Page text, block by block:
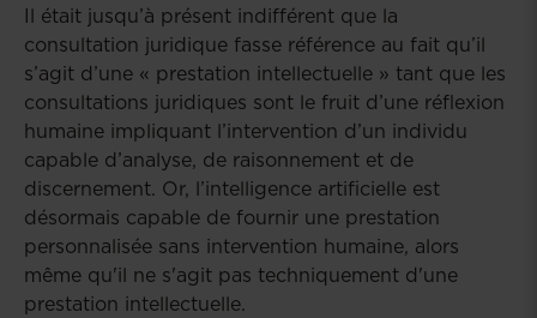
Il était jusqu’à présent indifférent que la
consultation juridique fasse référence au fait qu’il
s’agit d’une « prestation intellectuelle » tant que les
consultations juridiques sont le fruit d’une réflexion
humaine impliquant l’intervention d’un individu
capable d’analyse, de raisonnement et de
discernement. Or, l’intelligence artificielle est
désormais capable de fournir une prestation
personnalisée sans intervention humaine, alors
même qu'il ne s'agit pas techniquement d'une
prestation intellectuelle.